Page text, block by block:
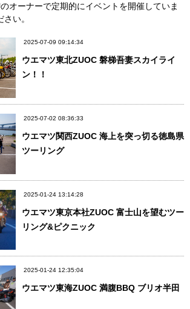
オーナーで定期的にイベントを開催していま
い。
2025-07-09 09:14:34
ウエマツ東北ZUOC 磐梯吾妻スカイライ
ン！！
2025-07-02 08:36:33
ウエマツ関西ZUOC 海上を突っ切る徳島県
ツーリング
2025-01-24 13:14:28
ウエマツ東京本社ZUOC 富士山を望むツー
リング&ピクニック
2025-01-24 12:35:04
ウエマツ東海ZUOC 満腹BBQ ブリオ半田